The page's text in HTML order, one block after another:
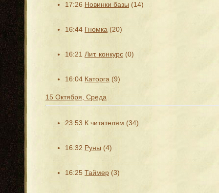
17:26 Новинки базы (14)
16:44 Гномка (20)
16:21 Лит. конкурс (0)
16:04 Каторга (9)
15 Октября, Среда
23:53 К читателям (34)
16:32 Руны (4)
16:25 Таймер (3)